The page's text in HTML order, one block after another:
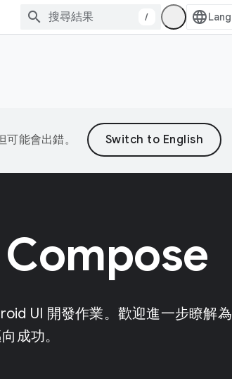
/
能會出錯。
UI 開發作業。歡迎進一步瞭解為
成功。